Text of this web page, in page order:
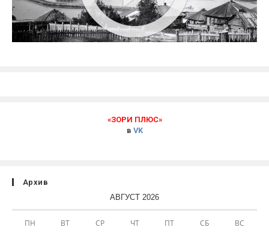
«ЗОРИ ПЛЮС»
в VK
Архив
АВГУСТ 2026
ПН ВТ СР ЧТ ПТ СБ ВС